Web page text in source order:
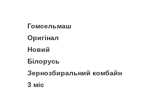
Гомсельмаш
Оригінал
Новий
Білорусь
Зернозбиральний комбайн
3 міс